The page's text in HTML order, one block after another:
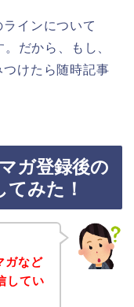
インについて
だから、もし、
けたら随時記事
ガ登録後の
みた！
ガなど
してい